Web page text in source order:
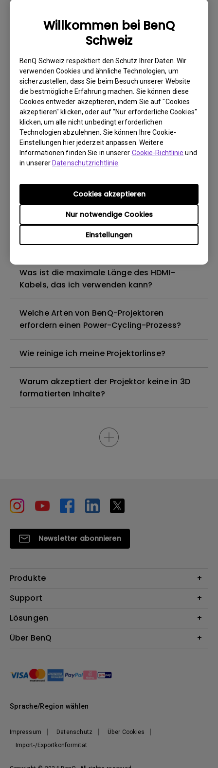
Willkommen bei BenQ
Schweiz
BenQ Schweiz respektiert den Schutz Ihrer Daten. Wir
verwenden Cookies und ähnliche Technologien, um
sicherzustellen, dass Sie beim Besuch unserer Website
die bestmögliche Erfahrung machen. Sie können diese
Cookies entweder akzeptieren, indem Sie auf "Cookies
akzeptieren" klicken, oder auf "Nur erforderliche Cookies"
klicken, um alle nicht unbedingt erforderlichen
Technologien abzulehnen. Sie können Ihre Cookie-
Einstellungen hier jederzeit anpassen. Weitere
Informationen finden Sie in unserer Cookie-Richtlinie und
in unsererDatenschutzrichtlinie
Einstellungen
Nur notwendige Cookies
Cookies akzeptieren
immer ohne Bild, wenn ich mein Mobilgerät
über ein Kabel oder einen Adapter an den
von Netflix, Disney+, Hulu und anderen zu
streamen. Wie kann ich das beheben?
Gibt es einen Projektor, der das Abspielen
von Blu-ray 3D-Filmen mit einer passiven
polarisierten Brille unterstützt, wie bei
meinem Fernseher?
Wie kann ich die Bildkurve korrigieren, die im
Ich kann die Fernbedienung des Android TV-
Dongles nicht verwenden, um das Android
TV-System oder meinen Projektor zu
steuern. Wie kann ich das beheben?
Was ist die maximale Länge des HDMI-
Kabels, das ich verwenden kann?
Welche Arten von BenQ-Projektoren
erfordern einen Power-Cycling-Prozess?
Wie reinige ich meine Projektorlinse?
Warum akzeptiert der Projektor keine in 3D
formatierten Inhalte?
Newsletter abonnieren
Produkte
Beamer
Lampen
Webcams
Support
Kontakt
Reparaturservice
BenQ Blog
Lösungen
Für Unternehmen
Über BenQ
Nachhaltigkeit
News
Impressum Datenschutz
Über Cookies
Import-/Exportkonformität
Sprache/Region wählen